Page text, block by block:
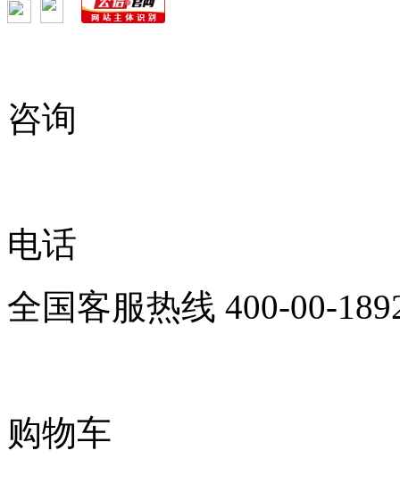
咨询
电话
全国客服热线 400-00-
购物车